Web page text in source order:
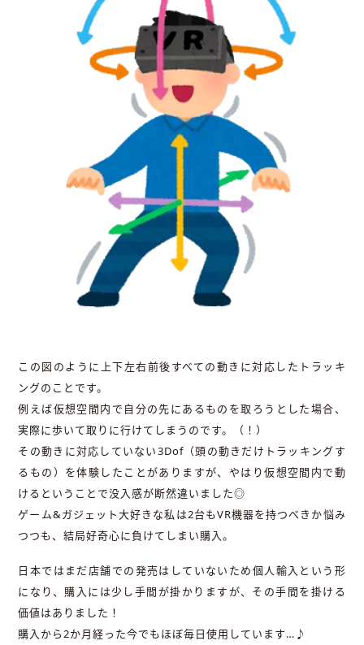
この図のように上下左右前後すべての動きに対応したトラッキ
ングのことです。
例えば仮想空間内で自分の先にあるものを取ろうとした場合、
実際に歩いて取りに行けてしまうのです。（！）
その動きに対応していない3Dof（頭の動きだけトラッキングす
るもの）を体験したことがありますが、やはり仮想空間内で動
けるということで没入感が断然違いました◎
ゲーム&ガジェット大好きな私は2台もVR機器を持つべきか悩み
つつも、結局好奇心に負けてしまい購入。
日本ではまだ店舗での発売はしていないため個人輸入という形
になり、購入には少し手間が掛かりますが、その手間を掛ける
価値はありました！
購入から2か月経った今でもほぼ毎日使用しています…♪